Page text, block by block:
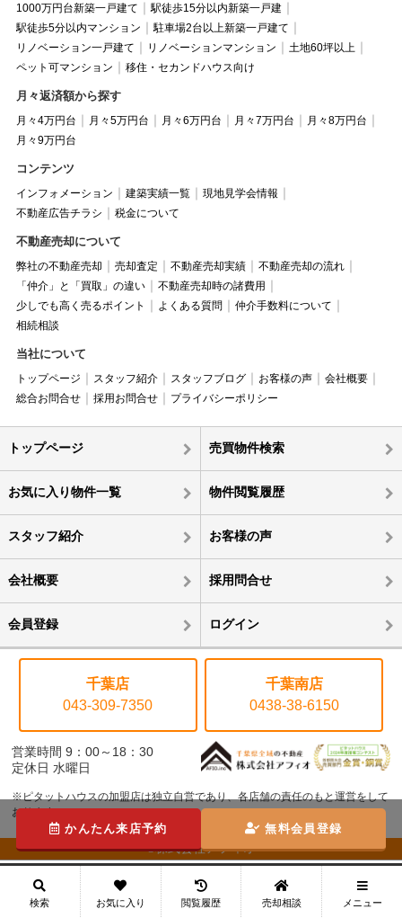
1000万円台新築一戸建て
駅徒歩15分以内新築一戸建
駅徒歩5分以内マンション
駐車場2台以上新築一戸建て
リノベーション一戸建て
リノベーションマンション
土地60坪以上
ペット可マンション
移住・セカンドハウス向け
月々返済額から探す
月々4万円台 月々5万円台 月々6万円台 月々7万円台
月々8万円台
月々9万円台
コンテンツ
インフォメーション 建築実績一覧
現地見学会情報
不動産広告チラシ
税金について
不動産売却について
弊社の不動産売却 売却査定 不動産売却実績
不動産売却の流れ
「仲介」と「買取」の違い
不動産売却時の諸費用
少しでも高く売るポイント
よくある質問
仲介手数料について
相続相談
当社について
トップページ スタッフ紹介 スタッフブログ お客様の声
会社概要
総合お問合せ
採用お問合せ プライバシーポリシー
トップページ 売買物件検索
お気に入り物件一覧 物件閲覧履歴
スタッフ紹介 お客様の声
会社概要 採用問合せ
会員登録 ログイン
千葉店
043-309-7350
千葉南店
0438-38-6150
営業時間 9：00～18：30
定休日 水曜日
※ピタットハウスの加盟店は独立自営であり、各店舗の責任のもと運営をして
おります。
©株式会社アフィオ
かんたん来店予約 無料会員登録
検索 お気に入り 閲覧履歴 売却相談 メニュー